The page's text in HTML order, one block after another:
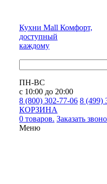
Кухни Mall Комфорт,
доступный
каждому
ПН-ВС
с 10:00 до 20:00
8 (800) 302-77-06 8 (499)
КОРЗИНА
0 товаров. Заказать
Меню